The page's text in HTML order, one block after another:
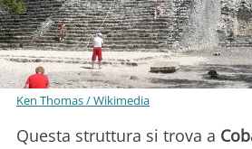
Ken Thomas / Wikimedia
Questa struttura si trova a